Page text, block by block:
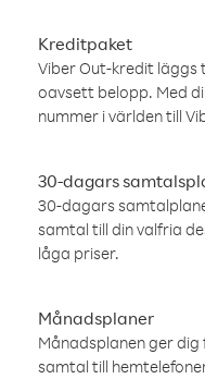
Kreditpaket
Viber Out-kredit läggs
oavsett belopp. Med
nummer i världen till
30-dagars
30-dagars
samtal till din valfria
låga priser.
Månadsplaner
Månadsplanen ger
samtal till